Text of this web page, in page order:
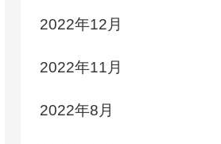
2022年12月
2022年11月
2022年8月